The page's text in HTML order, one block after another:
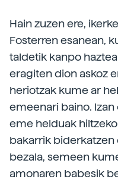
Hain zuzen ere,
Fosterren esanean,
taldetik kanpo
eragiten dion askoz
heriotzak kume ar
emeenari baino.
eme helduak
bakarrik biderkatzen
bezala, semeen
amonaren babesik